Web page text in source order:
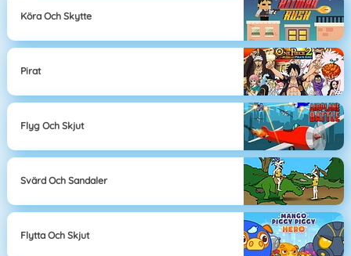
Köra Och Skytte
Pirat
Flyg Och Skjut
Svärd Och Sandaler
Flytta Och Skjut